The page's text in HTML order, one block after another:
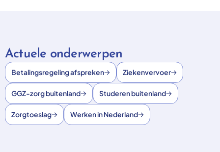
Actuele onderwerpen
Betalingsregeling afspreken Ziekenvervoer
GGZ-zorg buitenland Studeren buitenland
Zorgtoeslag Werken in Nederland